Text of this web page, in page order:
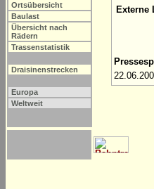
Ortsübersicht
Baulast
Übersicht nach
Rädern
Trassenstatistik
Draisinenstrecken
Europa
Weltweit
Externe